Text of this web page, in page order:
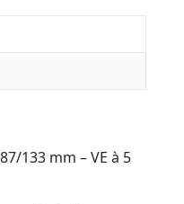
133 mm – VE à 5